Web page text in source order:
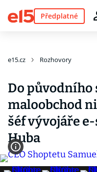
Předplatné
e15.cz Rozhovory
Do původního
maloobchod
šéf vývojáře
Huba